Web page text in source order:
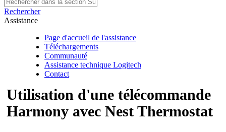
Rechercher
Assistance
Page d'accueil de l'assistance
Téléchargements
Communauté
Assistance technique Logitech
Contact
Utilisation d'une télécommande
Harmony avec Nest Thermostat